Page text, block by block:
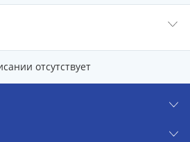
отсутствует